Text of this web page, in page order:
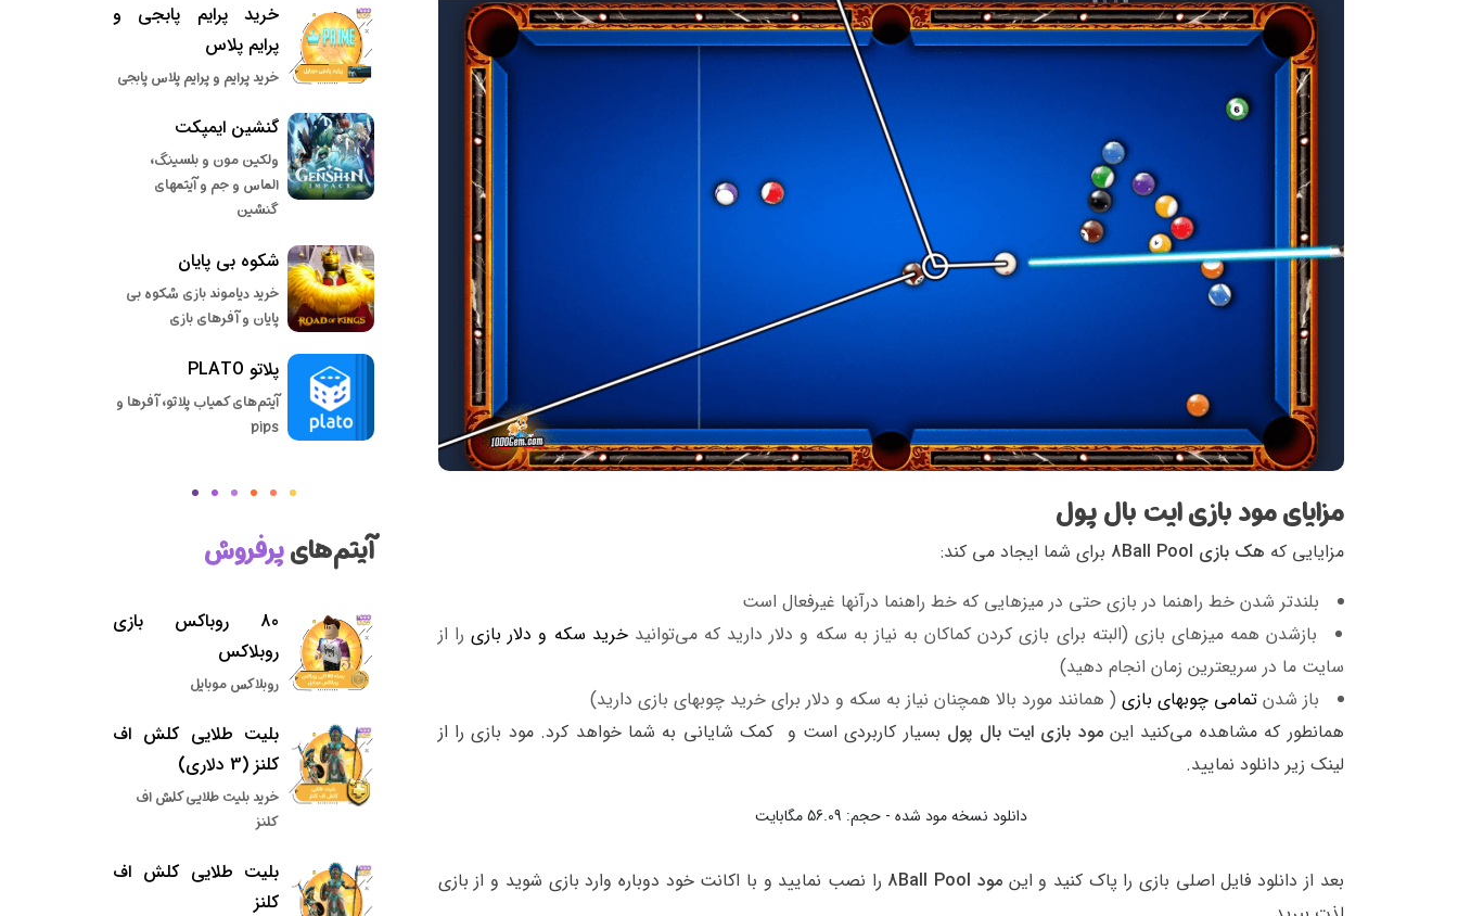
مزایای مود بازی ایت بال پول
مزایایی که هک بازی 8Ball Pool
برای شما ایجاد می کند:
بلندتر شدن خط راهنما در بازی حتی در میزهایی که خط راهنما درآنها غیرفعال است
بازشدن همه میزهای بازی (البته برای بازی کردن کماکان به نیاز به سکه و دلار دارید که می‌توانیدخرید سکه و دلار بازیرا از
سایت ما در سریعترین زمان انجام دهید)
باز شدنتمامی چوبهای بازی ( همانند مورد بالا همچنان نیاز به سکه و دلار برای خرید چوبهای بازی دارید)
همانطور که مشاهده می‌کنید اینمود بازی ایت بال پول بسیار کاربردی است و کمک شایانی به شما خواهد کرد. مود بازی را از
لینک زیر دانلود نمایید.
دانلود نسخه مود شده - حجم: 56.09 مگابایت
بعد از دانلود فایل اصلی بازی را پاک کنید و اینمود 8Ball Pool
را نصب نمایید و با اکانت خود دوباره وارد بازی شوید و از بازی
خرید پرایم پابجی و
پرایم پلاس
خرید پرایم و پرایم پلاس پابجی
گنشین ایمپکت
ولکین مون و بلسینگ،
الماس و جم و آیتمهای
گنشین
شکوه بی پایان
خرید دیاموند بازی شکوه بی
پایان و آفرهای بازی
پلاتو PLATO
آیتم‌های کمیاب پلاتو، آفرها و
pips
آیتم‌هایپرفروش
80 روباکس بازی
روبلاکس
روبلاکس موبایل
بلیت طلایی کلش اف
کلنز (3 دلاری)
خرید بلیت طلایی کلش اف
کلنز
بلیت طلایی کلش اف
کلنز